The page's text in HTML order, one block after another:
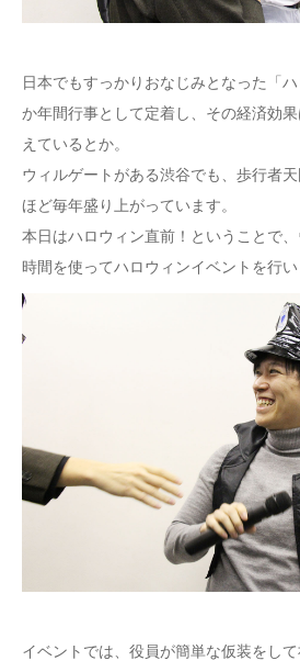
日本でもすっかりおなじみとなった「
か年間行事として定着し、その経済効
えているとか。
ウィルゲートがある渋谷でも、歩行者
ほど毎年盛り上がっています。
本日はハロウィン直前！ということで
時間を使ってハロウィンイベントを行い
イベントでは、役員が簡単な仮装をし